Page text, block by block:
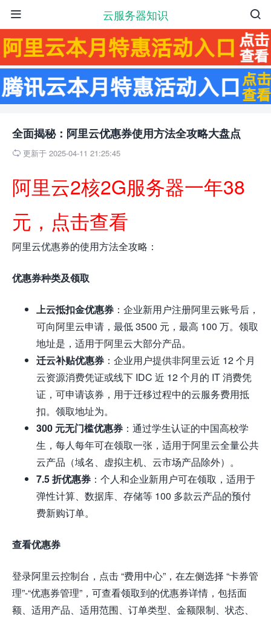
云服务器知识 

全面揭秘：阿里云优惠券使用方法全攻略大盘点
 更新于 2025-04-11 21:25:45
阿里云2核2G服务器一年38
元，点击查看
阿里云优惠券的使用方法全攻略：
优惠券种类及领取
上云抵扣金优惠券 ：企业新用户注册阿里云账号后，
可向阿里云申请，最低 3500 元，最高 100 万。领取
地址是，适用于阿里云大部分产品。
迁云补贴优惠券 ：企业用户提供非阿里云近 12 个月
云资源消费凭证或线下 IDC 近 12 个月的 IT 消费凭
证，可申请该券，用于迁移过程中的云服务费用抵
扣。领取地址为。
300 元无门槛优惠券 ：通过学生认证的中国高校学
生，每人每年可在领取一张，适用于阿里云全量公共
云产品（域名、虚拟主机、云市场产品除外）。
7.5 折优惠券 ：个人和企业新用户可在领取，适用于
弹性计算、数据库、存储等 100 多款云产品的预付
费新购订单。
查看优惠券
登录阿里云控制台，点击 “费用中心”，在左侧选择 “卡券管
理”-“优惠券管理”，可查看领取到的优惠券详情，包括面
额、适用产品、适用范围、订单类型、金额限制、状态、